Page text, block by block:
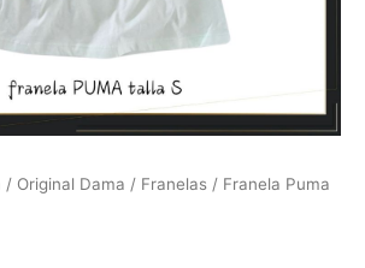
/ Original Dama / Franelas / Franela Puma